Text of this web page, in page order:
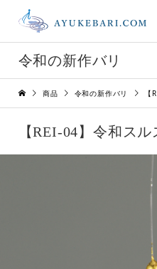
令和の新作バリ
商品 令和の新作バリ
【REI-04】令和スル